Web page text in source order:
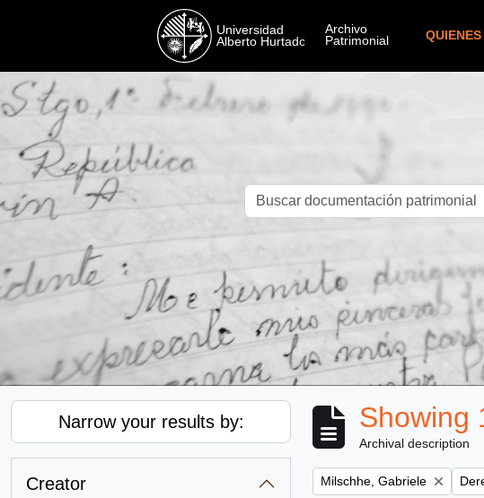
Narrow your results by:
Creator
Showing
Archival description
Remove filter:
Milschhe, Gabriele